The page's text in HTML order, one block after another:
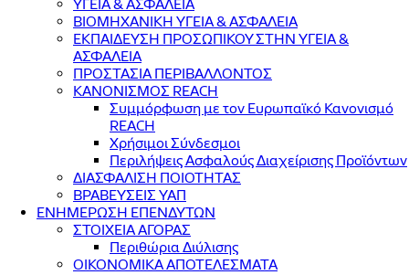
ΥΓΕΙΑ & ΑΣΦΑΛΕΙΑ
ΒΙΟΜΗΧΑΝΙΚΗ ΥΓΕΙΑ & ΑΣΦΑΛΕΙΑ
ΕΚΠΑΙΔΕΥΣΗ ΠΡΟΣΩΠΙΚΟΥ ΣΤΗΝ ΥΓΕΙΑ &
ΑΣΦΑΛΕΙΑ
ΠΡΟΣΤΑΣΙΑ ΠΕΡΙΒΑΛΛΟΝΤΟΣ
ΚΑΝΟΝΙΣΜΟΣ REACH
Συμμόρφωση με τον Ευρωπαϊκό Κανονισμό
REACH
Χρήσιμοι Σύνδεσμοι
Περιλήψεις Ασφαλούς Διαχείρισης Προϊόντων
ΔΙΑΣΦΑΛΙΣΗ ΠΟΙΟΤΗΤΑΣ
ΒΡΑΒΕΥΣΕΙΣ ΥΑΠ
ΕΝΗΜΕΡΩΣΗ ΕΠΕΝΔΥΤΩΝ
ΣΤΟΙΧΕΙΑ ΑΓΟΡΑΣ
Περιθώρια Διύλισης
ΟΙΚΟΝΟΜΙΚΑ ΑΠΟΤΕΛΕΣΜΑΤΑ